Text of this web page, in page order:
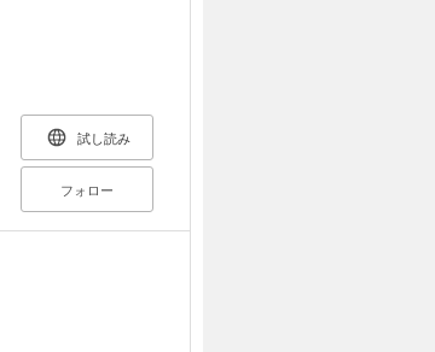
試し読み
フォロー